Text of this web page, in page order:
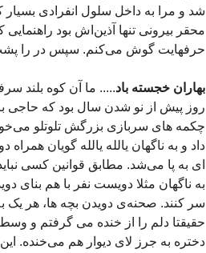
شد و مرا به داخل سلول انفرادی
محقر بیرونی تنها آذین‌اش بود
حرفهایت گوش می‌کنم. سپس در را
بهاران خجسته باد..... ما آن کوه بلند
روز پیش از نو شدن سال بود که حاجی
چکمه های سربازی بزرگش تلوتلو
داد و به ناگهان یالله یالله گویان
ای به پا می‌شد. مطابق قوانین کسی
به ناگهان مثلا دویست نفر با هم بنای
سر کنند. صحنه‌ی دویدن بچه ها، هر
حقیقتا دلم را از خنده می گرفتم و